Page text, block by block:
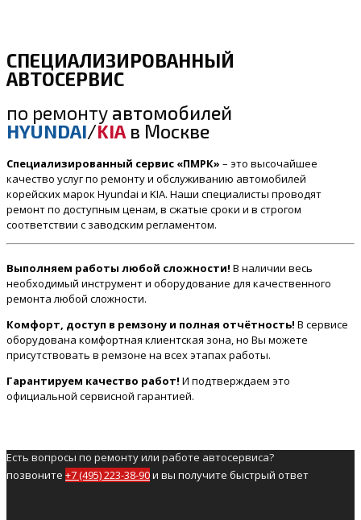
СПЕЦИАЛИЗИРОВАННЫЙ
АВТОСЕРВИС
по ремонту автомобилей
HYUNDAI/KIA в Москве
Специализированный сервис «ПМРК» – это высочайшее
качество услуг по ремонту и обслуживанию автомобилей
корейских марок Hyundai и KIA. Наши специалисты проводят
ремонт по доступным ценам, в сжатые сроки и в строгом
соответствии с заводским регламентом.
Выполняем работы любой сложности! В наличии весь
необходимый инструмент и оборудование для качественного
ремонта любой сложности.
Комфорт, доступ в ремзону и полная отчётность! В сервисе
оборудована комфортная клиентская зона, но Вы можете
присутствовать в ремзоне на всех этапах работы.
Гарантируем качество работ! И подтверждаем это
официальной сервисной гарантией.
Есть вопросы по ремонту или работе автосервиса?
позвоните +7 (495) 223-38-90и вы получите быстрый ответ